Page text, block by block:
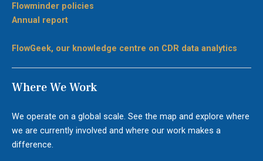
Flowminder policies
Annual report
FlowGeek, our knowledge centre on CDR data analytics
Where We Work
We operate on a global scale. See the map and explore where
we are currently involved and where our work makes a
difference.